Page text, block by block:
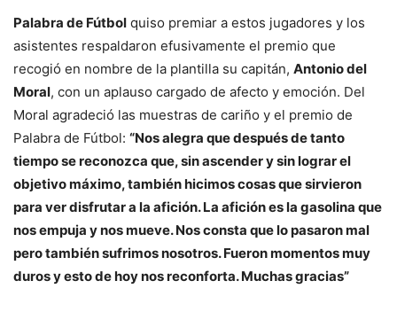
Palabra de Fútbol quiso premiar a estos jugadores y los
asistentes respaldaron efusivamente el premio que
recogió en nombre de la plantilla su capitán, Antonio del
Moral, con un aplauso cargado de afecto y emoción. Del
Moral agradeció las muestras de cariño y el premio de
Palabra de Fútbol: “Nos alegra que después de tanto
tiempo se reconozca que, sin ascender y sin lograr el
objetivo máximo, también hicimos cosas que sirvieron
para ver disfrutar a la afición. La afición es la gasolina que
nos empuja y nos mueve. Nos consta que lo pasaron mal
pero también sufrimos nosotros. Fueron momentos muy
duros y esto de hoy nos reconforta. Muchas gracias”